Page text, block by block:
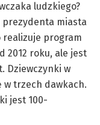
ludzkiego?
prezydenta miasta
realizuje program
2012 roku, ale jest
Dziewczynki w
w trzech dawkach.
jest 100-